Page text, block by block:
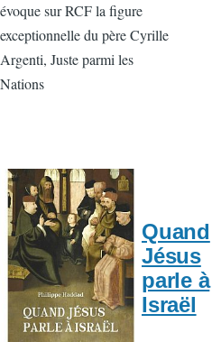
évoque sur RCF la figure
exceptionnelle du père Cyrille
Argenti, Juste parmi les
Nations
Quand
Jésus
parle à
Israël